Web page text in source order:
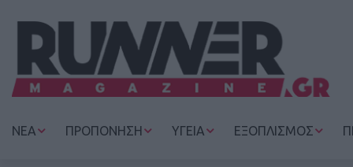
ΝΕΑ ΠΡΟΠΟΝΗΣΗ ΥΓΕΙΑ ΕΞΟΠΛΙΣΜΟΣ